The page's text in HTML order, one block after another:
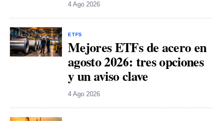
4 Ago 2026
ETFS
Mejores ETFs de acero en
agosto 2026: tres opciones
y un aviso clave
4 Ago 2026